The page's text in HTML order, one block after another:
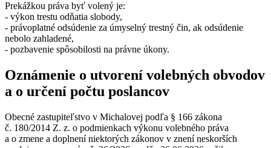
Prekážkou práva byť volený je:
- výkon trestu odňatia slobody,
- právoplatné odsúdenie za úmyselný trestný čin, ak odsúdenie
nebolo zahladené,
- pozbavenie spôsobilosti na právne úkony.
Oznámenie o utvorení volebných obvodov
a o určení počtu poslancov
Obecné zastupiteľstvo v Michalovej podľa § 166 zákona
č. 180/2014 Z. z. o podmienkach výkonu volebného práva
a o zmene a doplnení niektorých zákonov v znení neskorších